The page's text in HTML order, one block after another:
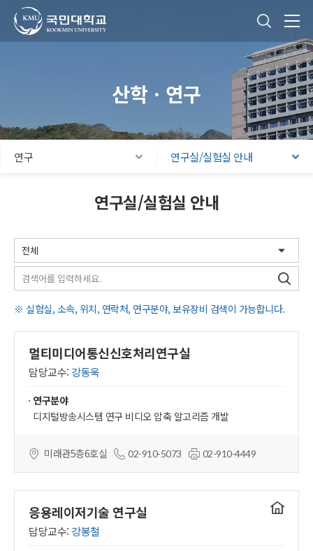
국민대학교
산학ㆍ연구
연구 연구실/실험실 안내
연구실/실험실 안내
검색
※ 실험실, 소속, 위치, 연락처, 연구분야, 보유장비 검색이 가능합니다.
멀티미디어통신신호처리연구실
담당교수: 강동욱
연구분야
디지털방송시스템 연구 비디오 압축 알고리즘 개발
미래관5층6호실 02-910-5073 02-910-4449
응용레이저기술 연구실
담당교수: 강봉철
연구실